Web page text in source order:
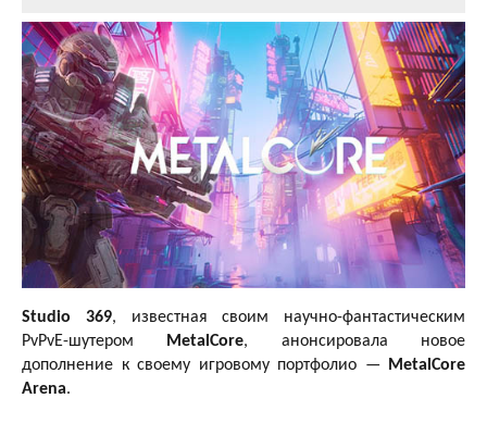
Studio 369, известная своим научно-фантастическим
PvPvE-шутером
MetalCore, анонсировала новое
дополнение к своему игровому портфолио —
MetalCore
Arena.